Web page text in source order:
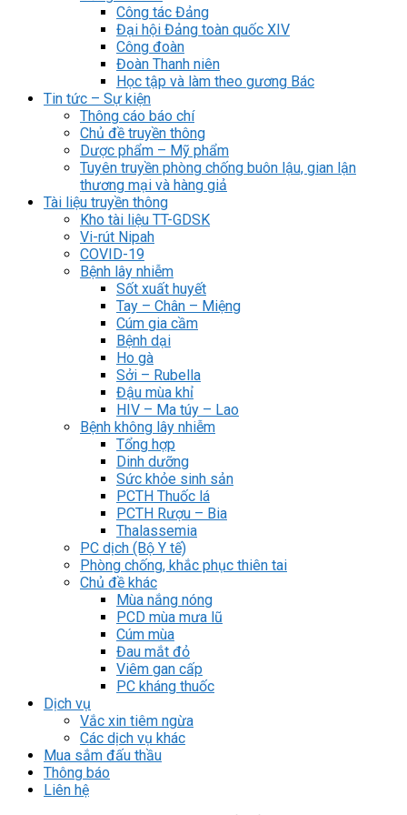
Công tác Đảng
Đại hội Đảng toàn quốc XIV
Công đoàn
Đoàn Thanh niên
Học tập và làm theo gương Bác
Tin tức – Sự kiện
Thông cáo báo chí
Chủ đề truyền thông
Dược phẩm – Mỹ phẩm
Tuyên truyền phòng chống buôn lậu, gian lận
thương mại và hàng giả
Tài liệu truyền thông
Kho tài liệu TT-GDSK
Vi-rút Nipah
COVID-19
Bệnh lây nhiễm
Sốt xuất huyết
Tay – Chân – Miệng
Cúm gia cầm
Bệnh dại
Ho gà
Sởi – Rubella
Đậu mùa khỉ
HIV – Ma túy – Lao
Bệnh không lây nhiễm
Tổng hợp
Dinh dưỡng
Sức khỏe sinh sản
PCTH Thuốc lá
PCTH Rượu – Bia
Thalassemia
PC dịch (Bộ Y tế)
Phòng chống, khắc phục thiên tai
Chủ đề khác
Mùa nắng nóng
PCD mùa mưa lũ
Cúm mùa
Đau mắt đỏ
Viêm gan cấp
PC kháng thuốc
Dịch vụ
Vắc xin tiêm ngừa
Các dịch vụ khác
Mua sắm đấu thầu
Thông báo
Liên hệ